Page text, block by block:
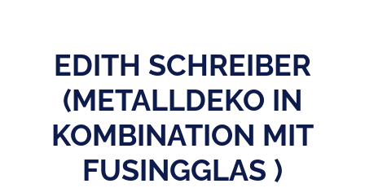
EDITH SCHREIBER
(METALLDEKO IN
KOMBINATION MIT
FUSINGGLAS )